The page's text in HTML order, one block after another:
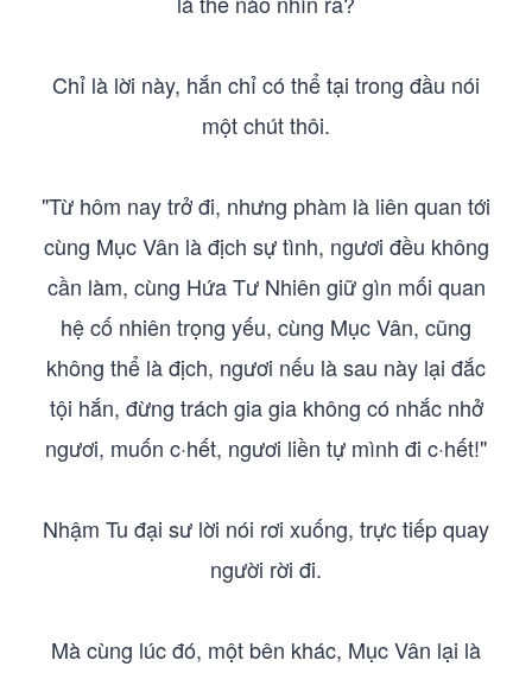
Chỉ là lời này, hắn chỉ có thể tại trong đầu nói
một chút thôi.
"Từ hôm nay trở đi, nhưng phàm là liên quan tới
cùng Mục Vân là địch sự tình, ngươi đều không
cần làm, cùng Hứa Tư Nhiên giữ gìn mối quan
hệ cố nhiên trọng yếu, cùng Mục Vân, cũng
không thể là địch, ngươi nếu là sau này lại đắc
tội hắn, đừng trách gia gia không có nhắc nhở
ngươi, muốn c·hết, ngươi liền tự mình đi c·hết!"
Nhậm Tu đại sư lời nói rơi xuống, trực tiếp quay
người rời đi.
Mà cùng lúc đó, một bên khác, Mục Vân lại là